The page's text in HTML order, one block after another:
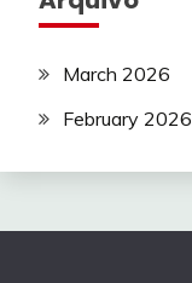
March 2026
February 2026